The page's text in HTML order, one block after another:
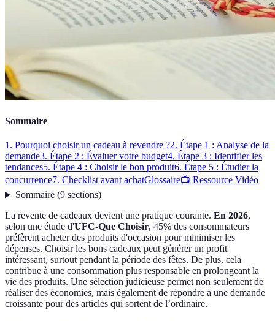
Sommaire
1. Pourquoi choisir un cadeau à revendre ?2. Étape 1 : Analyse de la
demande3. Étape 2 : Évaluer votre budget4. Étape 3 : Identifier les
tendances5. Étape 4 : Choisir le bon produit6. Étape 5 : Étudier la
concurrence7. Checklist avant achatGlossaire📺 Ressource Vidéo
Sommaire(9 sections)
La revente de cadeaux devient une pratique courante. En 2026,
selon une étude d'UFC-Que Choisir, 45% des consommateurs
préfèrent acheter des produits d'occasion pour minimiser les
dépenses. Choisir les bons cadeaux peut générer un profit
intéressant, surtout pendant la période des fêtes. De plus, cela
contribue à une consommation plus responsable en prolongeant la
vie des produits. Une sélection judicieuse permet non seulement de
réaliser des économies, mais également de répondre à une demande
croissante pour des articles qui sortent de l’ordinaire.